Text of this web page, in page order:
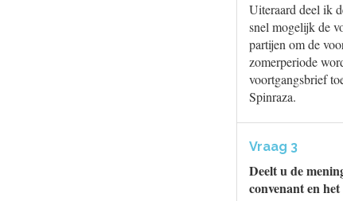
Uiteraard deel ik
snel mogelijk de
partijen om de
zomerperiode
voortgangsbrief
Spinraza.
Vraag 3
Deelt u de
convenant en